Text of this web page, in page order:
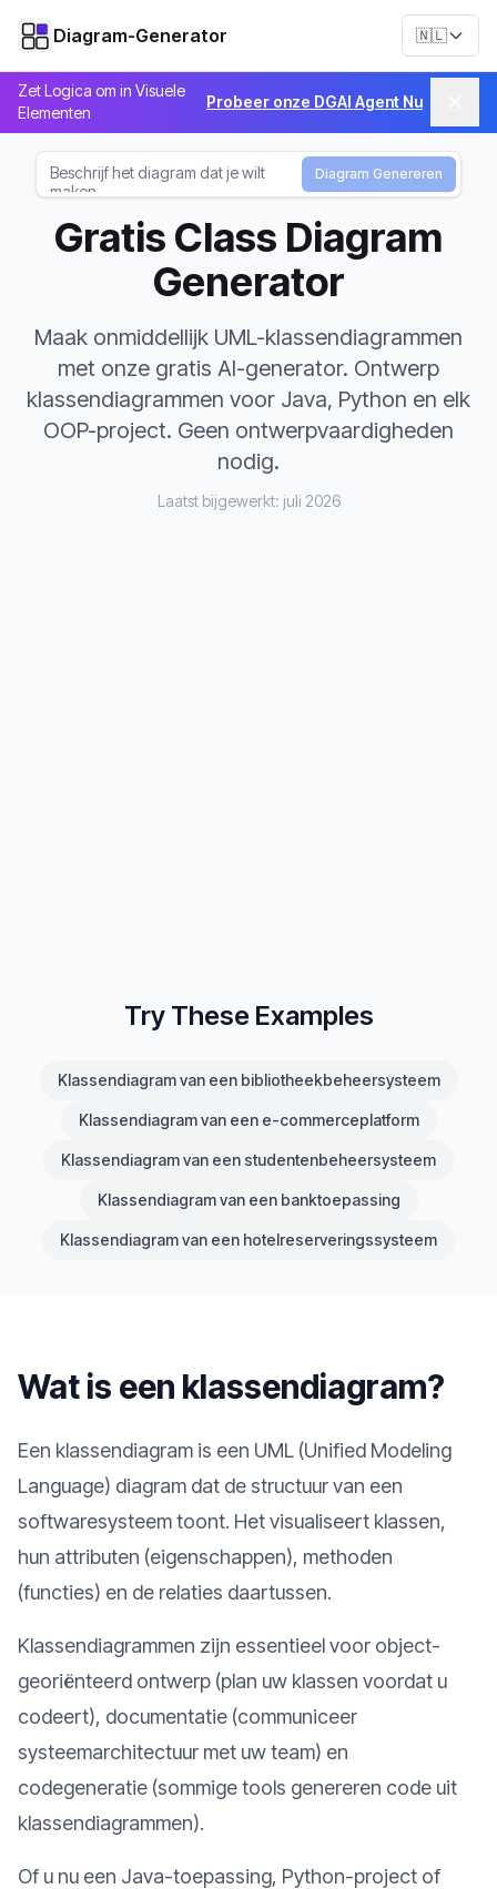
Diagram-Generator 🇳🇱
Zet Logica om in Visuele
Elementen
Probeer onze DGAI Agent Nu
Diagram Genereren
Gratis Class Diagram
Generator
Maak onmiddellijk UML-klassendiagrammen
met onze gratis AI-generator. Ontwerp
klassendiagrammen voor Java, Python en elk
OOP-project. Geen ontwerpvaardigheden
nodig.
Laatst bijgewerkt: juli 2026
Try These Examples
Klassendiagram van een bibliotheekbeheersysteem
Klassendiagram van een e-commerceplatform
Klassendiagram van een studentenbeheersysteem
Klassendiagram van een banktoepassing
Klassendiagram van een hotelreserveringssysteem
Wat is een klassendiagram?
Een klassendiagram is een UML (Unified Modeling
Language) diagram dat de structuur van een
softwaresysteem toont. Het visualiseert klassen,
hun attributen (eigenschappen), methoden
(functies) en de relaties daartussen.
Klassendiagrammen zijn essentieel voor object-
georiënteerd ontwerp (plan uw klassen voordat u
codeert), documentatie (communiceer
systeemarchitectuur met uw team) en
codegeneratie (sommige tools genereren code uit
klassendiagrammen).
Of u nu een Java-toepassing, Python-project of